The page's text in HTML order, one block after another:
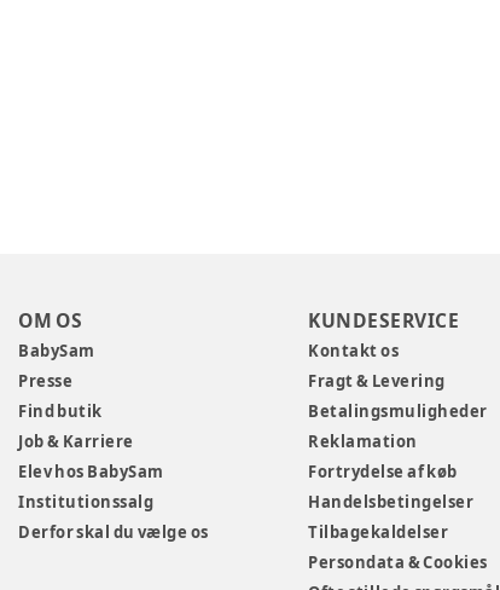
OM OS
BabySam
Presse
Find butik
Job & Karriere
Elev hos BabySam
Institutionssalg
Derfor skal du vælge os
KUNDESERVICE
Kontakt os
Fragt & Levering
Betalingsmuligheder
Reklamation
Fortrydelse af køb
Handelsbetingelser
Tilbagekaldelser
Persondata & Cookies